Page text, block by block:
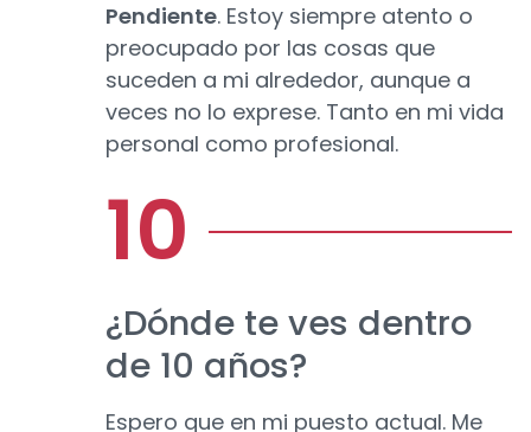
Pendiente. Estoy siempre atento o
preocupado por las cosas que
suceden a mi alrededor, aunque a
veces no lo exprese. Tanto en mi vida
personal como profesional.
¿Dónde te ves dentro
de 10 años?
Espero que en mi puesto actual. Me